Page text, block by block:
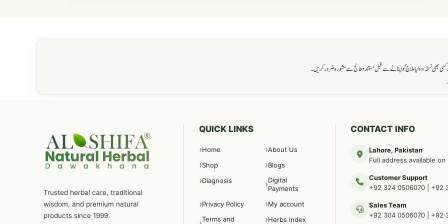
نسخہ، دوا یا علاج کو اپنانے سے قبل مستند معالج سے مشورہ ضرور کریں۔
Trusted herbal care, traditional
wisdom, and premium natural
products since 1999.
QUICK LINKS
Home
About Us
Shop
Blogs
Diagnosis
Digital
Payments
Privacy Policy
My account
Terms and
Herbs Index
CONTACT INFO
Lahore, Pakistan
Full address available
Customer Support
+92 324 0506070
+92
Sales Team
+92 304 0506070
+92